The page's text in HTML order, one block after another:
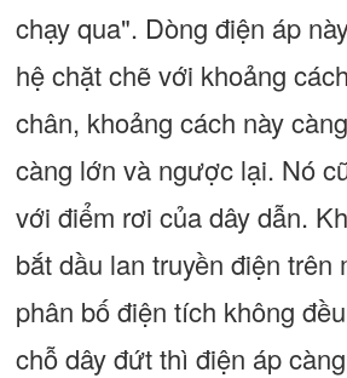
chạy qua". Dòng điện áp
hệ chặt chẽ với khoảng
chân, khoảng cách này
càng lớn và ngược lại. Nó
với điểm rơi của dây dẫn.
bắt dầu lan truyền điện trên
phân bố điện tích không
chỗ dây đứt thì điện áp